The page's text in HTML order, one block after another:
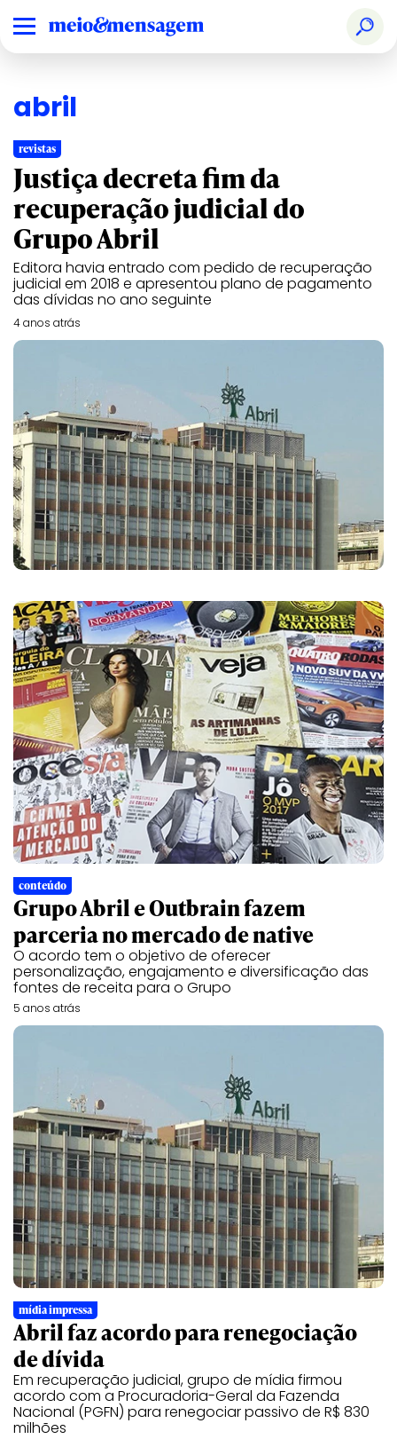
abril
revistas
Justiça decreta fim da
recuperação judicial do
Grupo Abril
Editora havia entrado com pedido de recuperação
judicial em 2018 e apresentou plano de pagamento
das dívidas no ano seguinte
4 anos atrás
conteúdo
Grupo Abril e Outbrain fazem
parceria no mercado de native
O acordo tem o objetivo de oferecer
personalização, engajamento e diversificação das
fontes de receita para o Grupo
5 anos atrás
mídia impressa
Abril faz acordo para renegociação
de dívida
Em recuperação judicial, grupo de mídia firmou
acordo com a Procuradoria-Geral da Fazenda
Nacional (PGFN) para renegociar passivo de R$ 830
milhões